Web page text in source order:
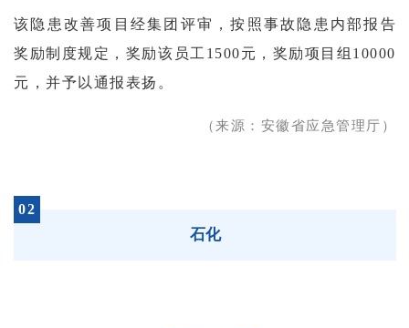
该隐患改善项目经集团评审，按照事故隐患内部报告
奖励制度规定，奖励该员工1500元，奖励项目组10000
元，并予以通报表扬。
（来源：安徽省应急管理厅）
02
石化